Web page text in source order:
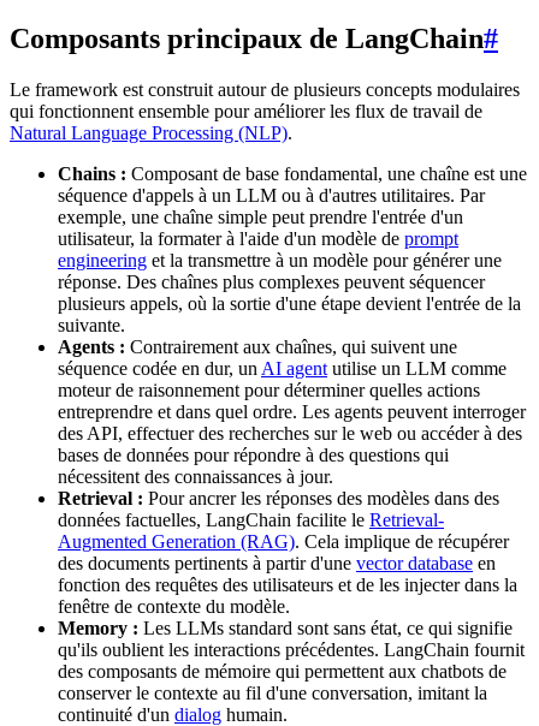
Composants principaux de LangChain#
Le framework est construit autour de plusieurs concepts modulaires
qui fonctionnent ensemble pour améliorer les flux de travail de
Natural Language Processing (NLP).
Chains : Composant de base fondamental, une chaîne est une
séquence d'appels à un LLM ou à d'autres utilitaires. Par
exemple, une chaîne simple peut prendre l'entrée d'un
utilisateur, la formater à l'aide d'un modèle de prompt
engineering et la transmettre à un modèle pour générer une
réponse. Des chaînes plus complexes peuvent séquencer
plusieurs appels, où la sortie d'une étape devient l'entrée de la
suivante.
Agents : Contrairement aux chaînes, qui suivent une
séquence codée en dur, un AI agent utilise un LLM comme
moteur de raisonnement pour déterminer quelles actions
entreprendre et dans quel ordre. Les agents peuvent interroger
des API, effectuer des recherches sur le web ou accéder à des
bases de données pour répondre à des questions qui
nécessitent des connaissances à jour.
Retrieval : Pour ancrer les réponses des modèles dans des
données factuelles, LangChain facilite le Retrieval-
Augmented Generation (RAG). Cela implique de récupérer
des documents pertinents à partir d'une vector database en
fonction des requêtes des utilisateurs et de les injecter dans la
fenêtre de contexte du modèle.
Memory : Les LLMs standard sont sans état, ce qui signifie
qu'ils oublient les interactions précédentes. LangChain fournit
des composants de mémoire qui permettent aux chatbots de
conserver le contexte au fil d'une conversation, imitant la
continuité d'un dialog humain.